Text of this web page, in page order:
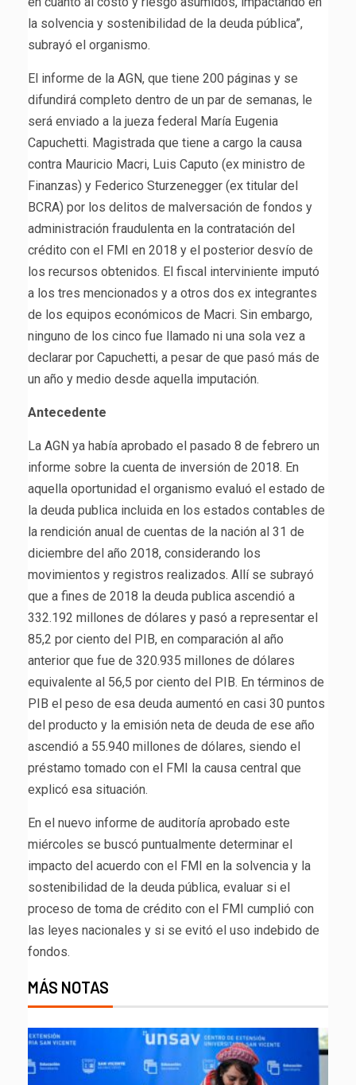
la solvencia y sostenibilidad de la deuda pública”,
subrayó el organismo.
El informe de la AGN, que tiene 200 páginas y se
difundirá completo dentro de un par de semanas, le
será enviado a la jueza federal María Eugenia
Capuchetti. Magistrada que tiene a cargo la causa
contra Mauricio Macri, Luis Caputo (ex ministro de
Finanzas) y Federico Sturzenegger (ex titular del
BCRA) por los delitos de malversación de fondos y
administración fraudulenta en la contratación del
crédito con el FMI en 2018 y el posterior desvío de
los recursos obtenidos. El fiscal interviniente imputó
a los tres mencionados y a otros dos ex integrantes
de los equipos económicos de Macri. Sin embargo,
ninguno de los cinco fue llamado ni una sola vez a
declarar por Capuchetti, a pesar de que pasó más de
un año y medio desde aquella imputación.
Antecedente
La AGN ya había aprobado el pasado 8 de febrero un
informe sobre la cuenta de inversión de 2018. En
aquella oportunidad el organismo evaluó el estado de
la deuda publica incluida en los estados contables de
la rendición anual de cuentas de la nación al 31 de
diciembre del año 2018, considerando los
movimientos y registros realizados. Allí se subrayó
que a fines de 2018 la deuda publica ascendió a
332.192 millones de dólares y pasó a representar el
85,2 por ciento del PIB, en comparación al año
anterior que fue de 320.935 millones de dólares
equivalente al 56,5 por ciento del PIB. En términos de
PIB el peso de esa deuda aumentó en casi 30 puntos
del producto y la emisión neta de deuda de ese año
ascendió a 55.940 millones de dólares, siendo el
préstamo tomado con el FMI la causa central que
explicó esa situación.
En el nuevo informe de auditoría aprobado este
miércoles se buscó puntualmente determinar el
impacto del acuerdo con el FMI en la solvencia y la
sostenibilidad de la deuda pública, evaluar si el
proceso de toma de crédito con el FMI cumplió con
las leyes nacionales y si se evitó el uso indebido de
fondos.
MÁS NOTAS